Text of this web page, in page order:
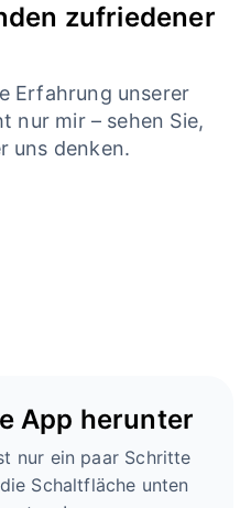
zufriedener
Erfahrung unserer
nur mir – sehen Sie,
uns denken.
App herunter
nur ein paar Schritte
Schaltfläche unten